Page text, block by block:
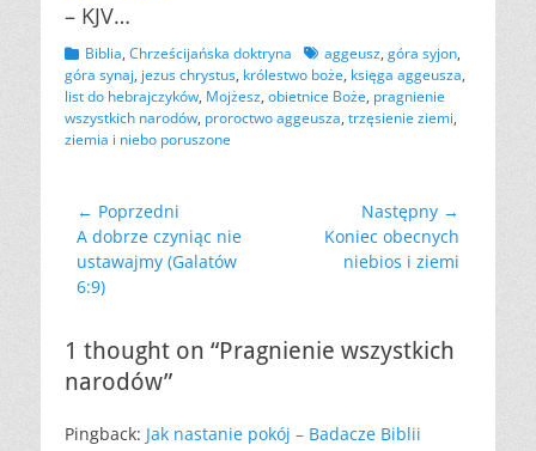
– KJV…
Kategorii
Biblia, Chrześcijańska doktryna Tagówaggeusz, góra syjon,
góra synaj, jezus chrystus, królestwo boże, księga aggeusza,
list do hebrajczyków, Mojżesz, obietnice Boże, pragnienie
wszystkich narodów, proroctwo aggeusza, trzęsienie ziemi,
ziemia i niebo poruszone
Nawigacja
wpisu
← Poprzedni
Poprzedni
wpis:
A dobrze czyniąc nie
ustawajmy (Galatów
6:9)
Następny →
NastępnyKoniec obecnych
niebios i ziemi
1 thought on “Pragnienie wszystkich
narodów”
Pingback: Jak nastanie pokój – Badacze Biblii